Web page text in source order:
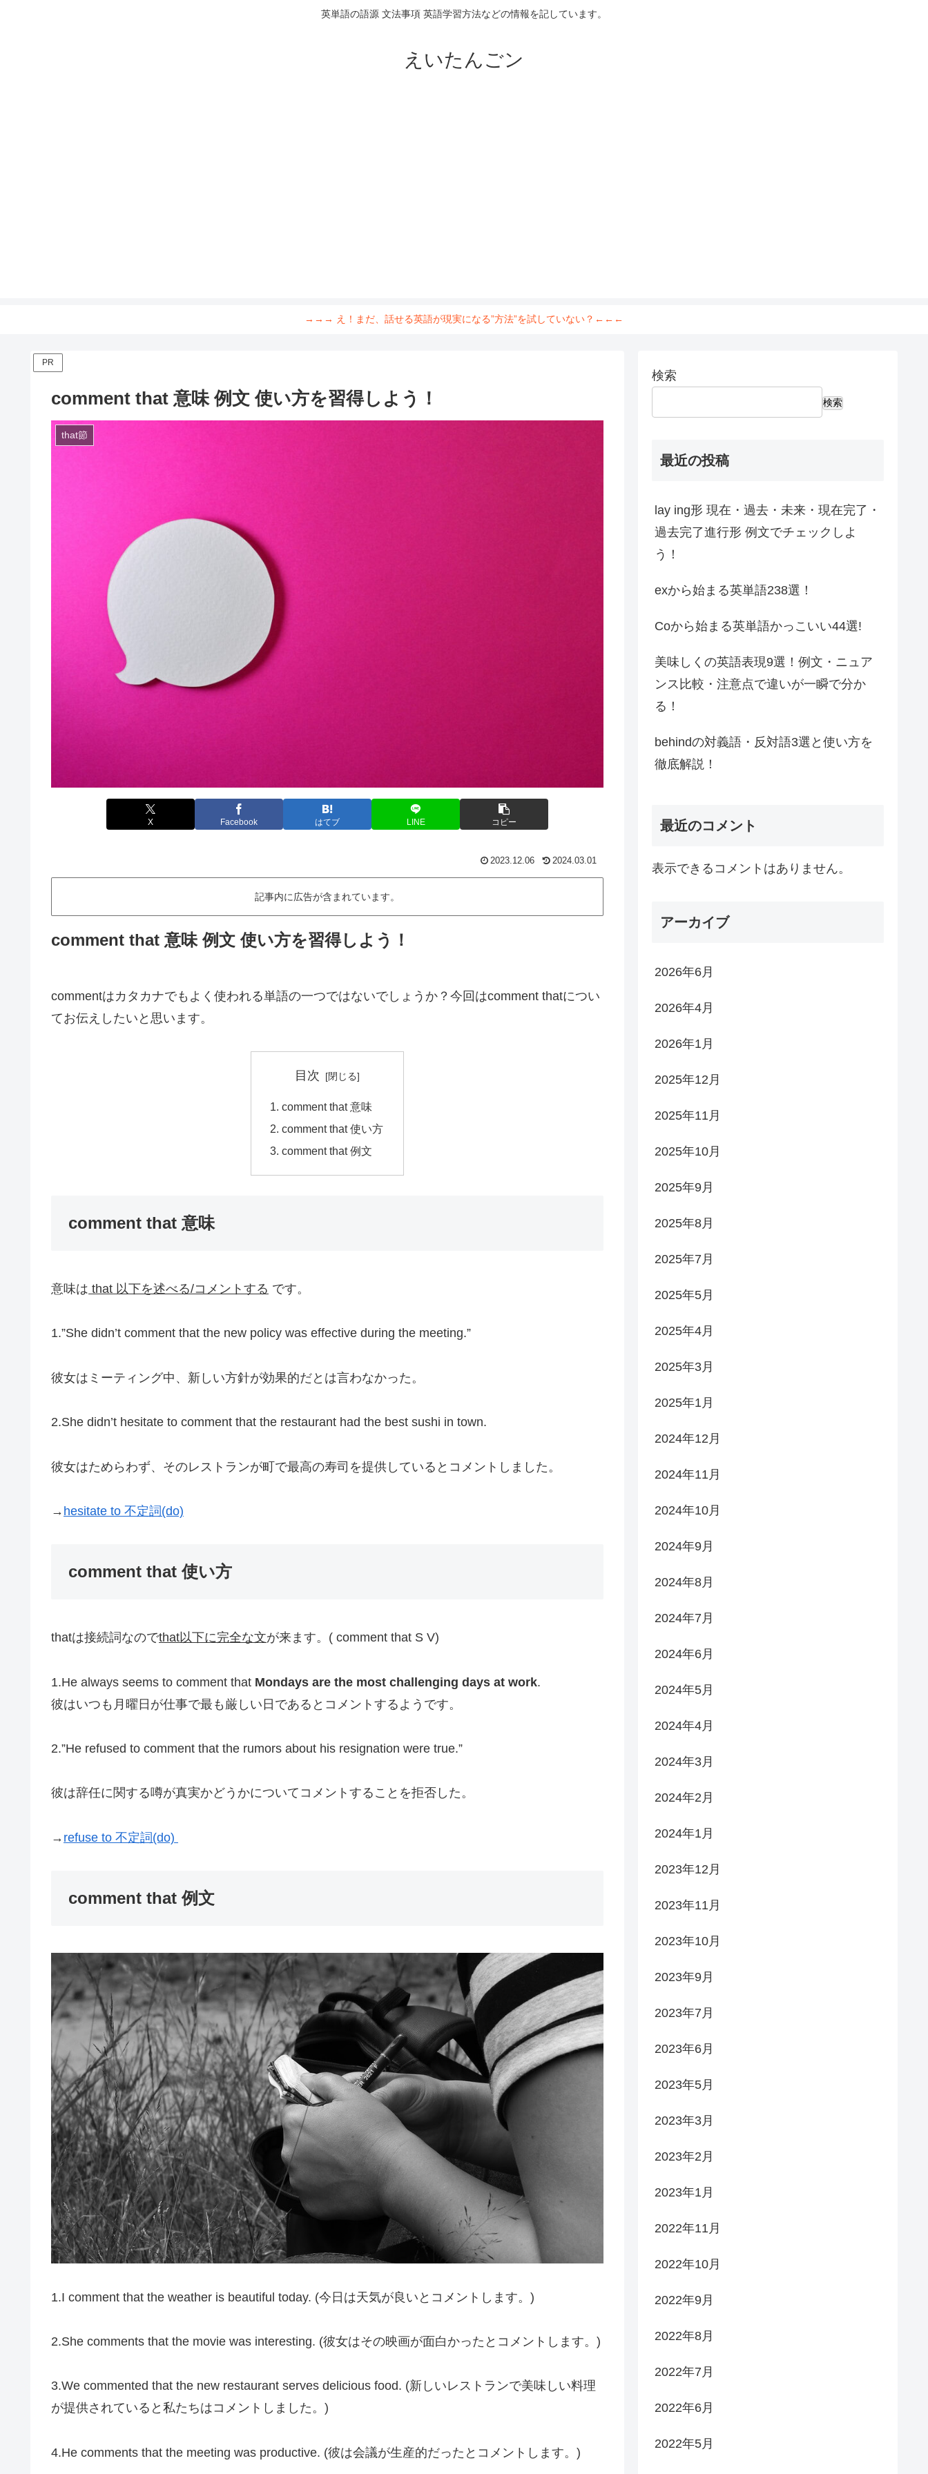
英単語の語源 文法事項 英語学習方法などの情報を記しています。
えいたんごン
→→→ え！まだ、話せる英語が現実になる”方法”を試していない？←←←
PR
comment that 意味 例文 使い方を習得しよう！
that節
X Facebook はてブ LINE コピー
2023.12.06 2024.03.01
記事内に広告が含まれています。
comment that 意味 例文 使い方を習得しよう！
commentはカタカナでもよく使われる単語の一つではないでしょうか？今回はcomment thatについ
てお伝えしたいと思います。
目次
comment that 意味
comment that 使い方
comment that 例文
comment that 意味
意味は that 以下を述べる/コメントする です。
1.”She didn’t comment that the new policy was effective during the meeting.”
彼女はミーティング中、新しい方針が効果的だとは言わなかった。
2.She didn’t hesitate to comment that the restaurant had the best sushi in town.
彼女はためらわず、そのレストランが町で最高の寿司を提供しているとコメントしました。
→ hesitate to 不定詞(do)
comment that 使い方
thatは接続詞なのでthat以下に完全な文が来ます。( comment that S V)
1.He always seems to comment that Mondays are the most challenging days at work.
彼はいつも月曜日が仕事で最も厳しい日であるとコメントするようです。
2.”He refused to comment that the rumors about his resignation were true.”
彼は辞任に関する噂が真実かどうかについてコメントすることを拒否した。
→ refuse to 不定詞(do)
comment that 例文
1.I comment that the weather is beautiful today. (今日は天気が良いとコメントします。)
2.She comments that the movie was interesting. (彼女はその映画が面白かったとコメントします。)
3.We commented that the new restaurant serves delicious food. (新しいレストランで美味しい料理
が提供されていると私たちはコメントしました。)
4.He comments that the meeting was productive. (彼は会議が生産的だったとコメントします。)
検索
検索
最近の投稿
lay ing形 現在・過去・未来・現在完了・
過去完了進行形 例文でチェックしよ
う！
exから始まる英単語238選！
Coから始まる英単語かっこいい44選!
美味しくの英語表現9選！例文・ニュア
ンス比較・注意点で違いが一瞬で分か
る！
behindの対義語・反対語3選と使い方を
徹底解説！
最近のコメント
表示できるコメントはありません。
アーカイブ
2026年6月
2026年4月
2026年1月
2025年12月
2025年11月
2025年10月
2025年9月
2025年8月
2025年7月
2025年5月
2025年4月
2025年3月
2025年1月
2024年12月
2024年11月
2024年10月
2024年9月
2024年8月
2024年7月
2024年6月
2024年5月
2024年4月
2024年3月
2024年2月
2024年1月
2023年12月
2023年11月
2023年10月
2023年9月
2023年7月
2023年6月
2023年5月
2023年3月
2023年2月
2023年1月
2022年11月
2022年10月
2022年9月
2022年8月
2022年7月
2022年6月
2022年5月